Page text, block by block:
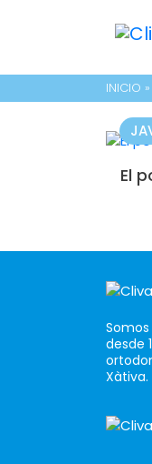
INICIO »
El
desde
Xàtiva.